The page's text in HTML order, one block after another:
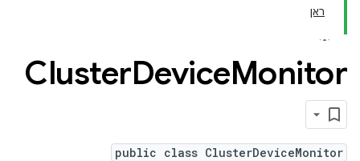
ראן
ClusterDeviceMonitor
public class ClusterDeviceMonitor